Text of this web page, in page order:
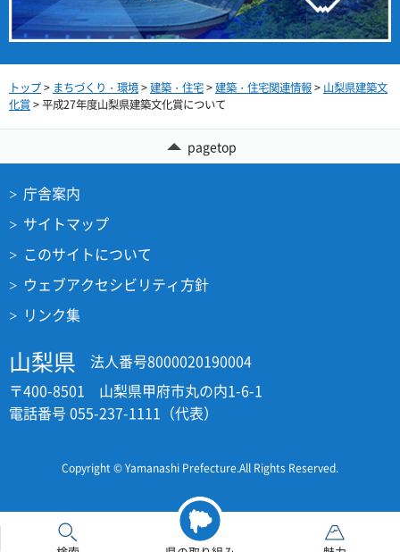
トップ> まちづくり・環境>建築・住宅>建築・住宅関連情報> 山梨県建築文
化賞> 平成27年度山梨県建築文化賞について
pagetop
庁舎案内
サイトマップ
このサイトについて
ウェブアクセシビリティ方針
リンク集
山梨県
法人番号8000020190004
〒400-8501 山梨県甲府市丸の内1-6-1
電話番号 055-237-1111（代表）
Copyright © Yamanashi Prefecture.All Rights Reserved.